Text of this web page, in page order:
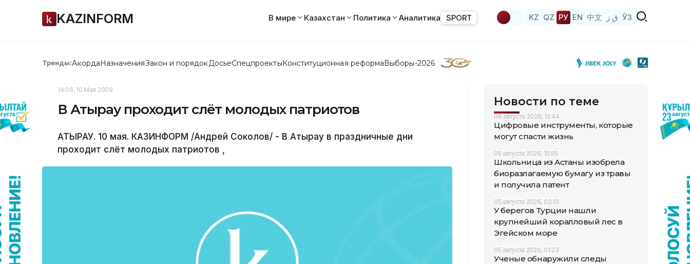
KAZINFORM В мире Казахстан Политика Аналитика SPORT KZ QZ РУ EN 中文 ق ز ЎЗ
Тренды:АкордаНазначенияЗакон и порядок ДосьеСпецпроектыКонституционная реформаВыборы-2026
14:06, 10 Мая 2009
В Атырау проходит слёт молодых патриотов
АТЫРАУ. 10 мая. КАЗИНФОРМ /Андрей Соколов/ - В Атырау в праздничные дни
проходит слёт молодых патриотов ,
Новости по теме
06 августа 2026, 12:44
Цифровые инструменты, которые
могут спасти жизнь
05 августа 2026, 15:55
Школьница из Астаны изобрела
биоразлагаемую бумагу из травы
и получила патент
05 августа 2026, 02:10
У берегов Турции нашли
крупнейший коралловый лес в
Эгейском море
05 августа 2026, 01:23
Ученые обнаружили следы